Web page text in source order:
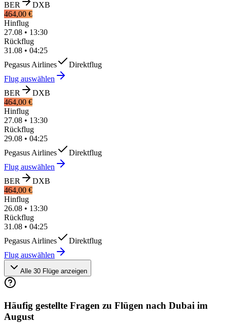
BER
DXB
464,00 €
Hinflug
27.08 • 13:30
Rückflug
31.08 • 04:25
Pegasus Airlines
Direktflug
Flug auswählen
BER
DXB
464,00 €
Hinflug
27.08 • 13:30
Rückflug
29.08 • 04:25
Pegasus Airlines
Direktflug
Flug auswählen
BER
DXB
464,00 €
Hinflug
26.08 • 13:30
Rückflug
31.08 • 04:25
Pegasus Airlines
Direktflug
Flug auswählen
Alle 30 Flüge anzeigen
Häufig gestellte Fragen zu Flügen nach Dubai im
August